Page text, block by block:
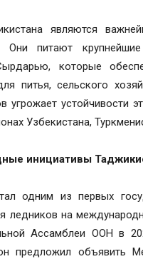
являются
Они питают
которые
питья, сельского
угрожает устойчивости
Узбекистана,
инициативы
одним из первых
ледников на
Ассамблеи ООН в
предложил объявить